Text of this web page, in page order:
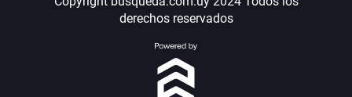
derechos reservados